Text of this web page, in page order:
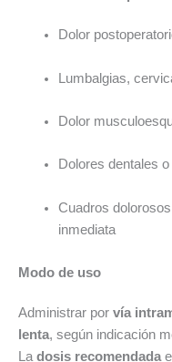
Dolor
Lumbalgias,
Dolor
Dolores dentales
Cuadros
inmediata
Modo de uso
Administrar por vía
lenta, según indicación
La dosis recomendada